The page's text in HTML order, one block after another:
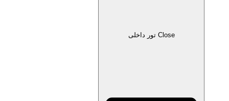
Close تور داخلی